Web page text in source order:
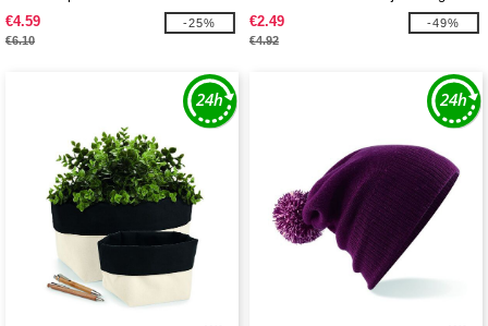
€4.59
€6.10
-25%
Katoen
€2.49
€4.92
-49%